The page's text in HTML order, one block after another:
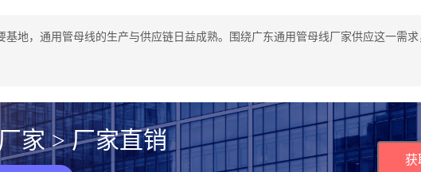
地，通用管母线的生产与供应链日益成熟。围绕广东通用管母线厂家供应这一需求
家 > 厂家直销
获